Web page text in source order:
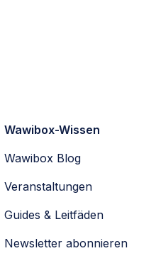
Wawibox-Wissen
Wawibox Blog
Veranstaltungen
Guides & Leitfäden
Newsletter abonnieren